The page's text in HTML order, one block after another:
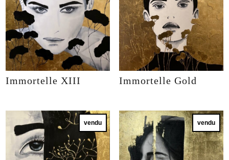
Immortelle XIII Immortelle Gold
vendu vendu